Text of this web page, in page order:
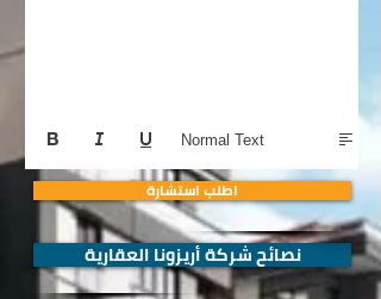
Normal Text
نصائح شركة أريزونا العقارية
اطلب استشارة